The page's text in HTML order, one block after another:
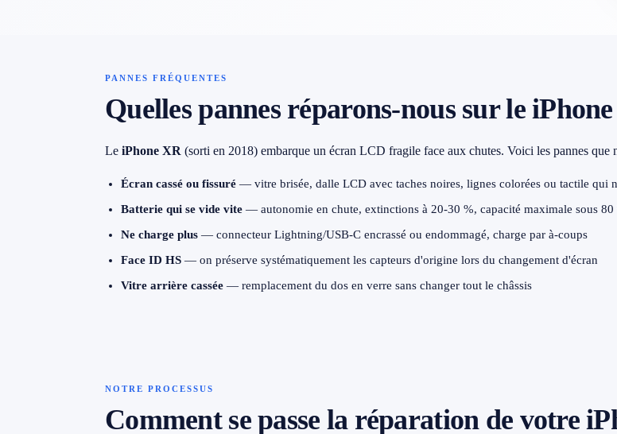
→ Toutes les zones d'intervention (21 villes)
079 716 53 82
PANNES FRÉQUENTES
Quelles pannes réparons-nous sur le
Le iPhone XR (sorti en 2018) embarque un écran LCD fragile face aux chutes. Voici les pannes que
Écran cassé ou fissuré — vitre brisée, dalle LCD avec taches noires, lignes colorées ou tactile qui
Batterie qui se vide vite — autonomie en chute, extinctions à 20-30 %, capacité maximale sous 80
Ne charge plus — connecteur Lightning/USB-C encrassé ou endommagé, charge par à-coups
Face ID HS — on préserve systématiquement les capteurs d'origine lors du changement d'écran
Vitre arrière cassée — remplacement du dos en verre sans changer tout le châssis
NOTRE PROCESSUS
Comment se passe la réparation de votre